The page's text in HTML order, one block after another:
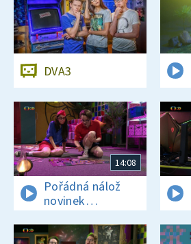
DVA3
14:08
Pořádná nálož
novinek
a zajímavostí